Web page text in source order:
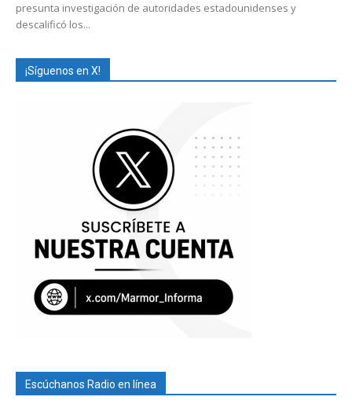
presunta investigación de autoridades estadounidenses y
descalificó los...
¡Síguenos en X!
Escúchanos Radio en línea